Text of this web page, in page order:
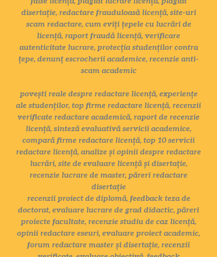
disertație, redactare frauduloasă licență, site-uri
scam redactare, cum eviți țepele cu lucrări de
licență, raport fraudă licență, verificare
autenticitate lucrare, protecția studenților contra
țepe, denunț escrocherii academice, recenzie anti-
scam academic
povești reale despre redactare licență, experiențe
ale studenților, top firme redactare licență, recenzii
verificate redactare academică, raport de recenzie
licență, sinteză evaluativă servicii academice,
compară firme redactare licență, top 10 servicii
redactare licență, analize și opinii despre redactare
lucrări, site de evaluare licență și disertație,
recenzie lucrare de master, păreri redactare
disertație
recenzii proiect de diplomă, feedback teza de
doctorat, evaluare lucrare de grad didactic, păreri
proiecte facultate, recenzie studiu de caz licență,
opinii redactare eseuri, evaluare proiect academic,
forum redactare master și disertație, recenzii